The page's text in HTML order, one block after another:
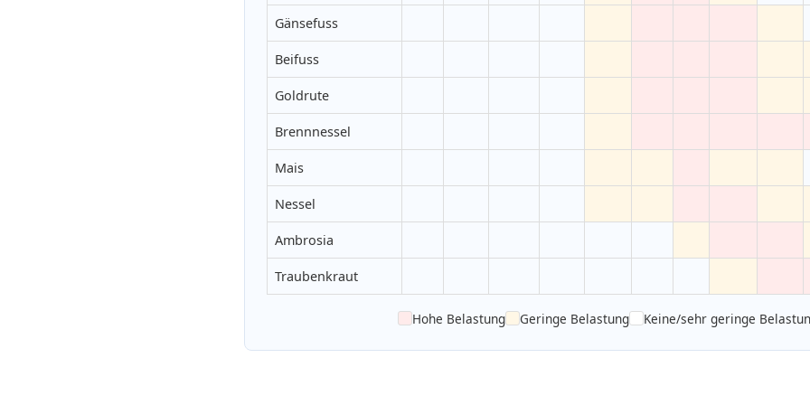
Gänsefuss
Beifuss
Goldrute
Brennnessel
Mais
Nessel
Ambrosia
Traubenkraut
Hohe Belastung Geringe Belastung Keine/sehr geringe